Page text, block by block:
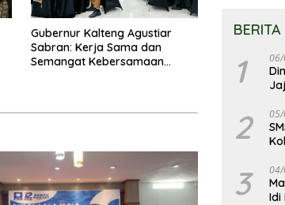
Gubernur Kalteng Agustiar
Sabran: Kerja Sama dan
Semangat Kebersamaan
1
2
3
Idi